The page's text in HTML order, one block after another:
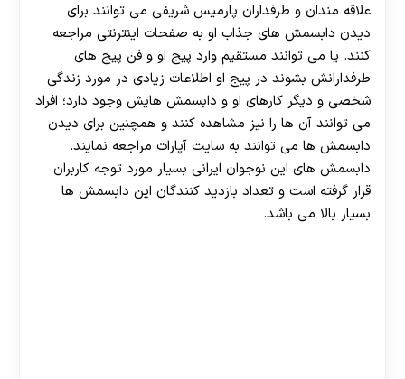
علاقه مندان و طرفداران پارمیس شریفی می توانند برای
دیدن دابسمش های جذاب او به صفحات اینترنتی مراجعه
کنند. یا می توانند مستقیم وارد پیج او و فن پیج های
طرفدارانش بشوند در پیج او اطلاعات زیادی در مورد زندگی
شخصی و دیگر کارهای او و دابسمش هایش وجود دارد؛ افراد
می توانند آن ها را نیز مشاهده کنند و همچنین برای دیدن
دابسمش ها می توانند به سایت آپارات مراجعه نمایند.
دابسمش های این نوجوان ایرانی بسیار مورد توجه کاربران
قرار گرفته است و تعداد بازدید کنندگان این دابسمش ها
بسیار بالا می باشد.